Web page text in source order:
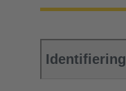
Identifiering